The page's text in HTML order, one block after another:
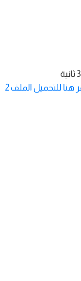
ثانية
هنا للتحميل الملف 2